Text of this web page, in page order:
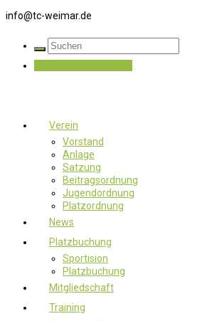
info@tc-weimar.de
Verein
Vorstand
Anlage
Satzung
Beitragsordnung
Jugendordnung
Platzordnung
News
Platzbuchung
Sportision
Platzbuchung
Mitgliedschaft
Training